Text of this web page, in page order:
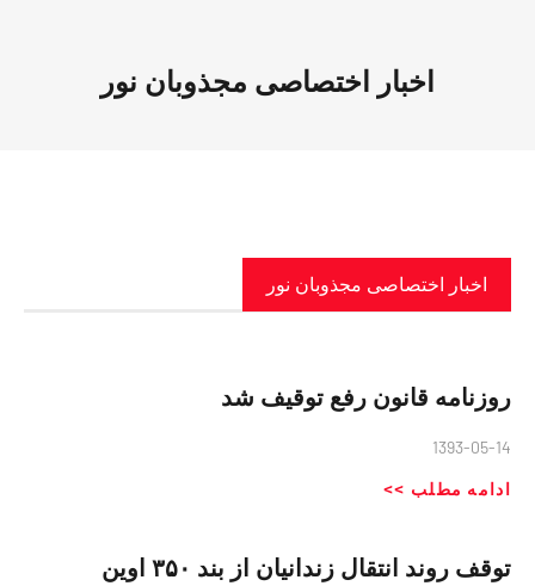
اخبار اختصاصی مجذوبان نور
اخبار اختصاصی مجذوبان نور
روزنامه قانون رفع توقیف شد
1393-05-14
ادامه مطلب >>
توقف روند انتقال زندانیان از بند ۳۵۰ اوین